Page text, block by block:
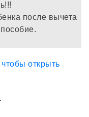
после вычета